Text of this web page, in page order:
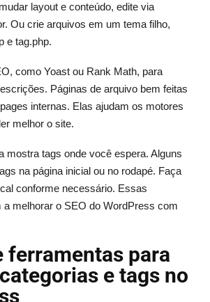
layout e conteúdo, edite via
Ou crie arquivos em um tema filho,
e tag.php.
como Yoast ou Rank Math, para
Páginas de arquivo bem feitas
internas. Elas ajudam os motores
melhor o site.
mostra tags onde você espera. Alguns
na página inicial ou no rodapé. Faça
conforme necessário. Essas
a melhorar o SEO do WordPress com
ferramentas para
e tags no